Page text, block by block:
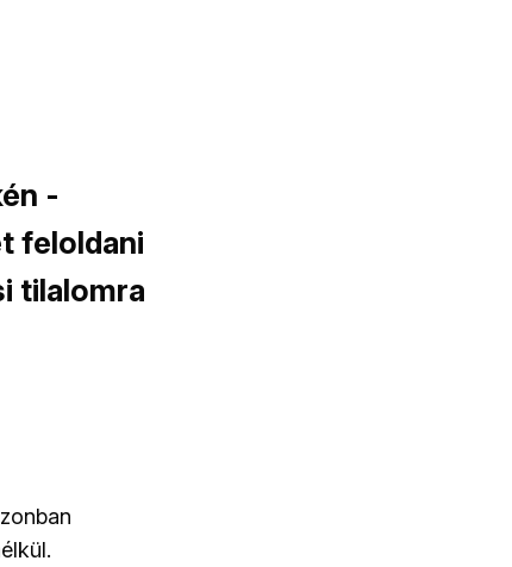
-
feloldani
tilalomra